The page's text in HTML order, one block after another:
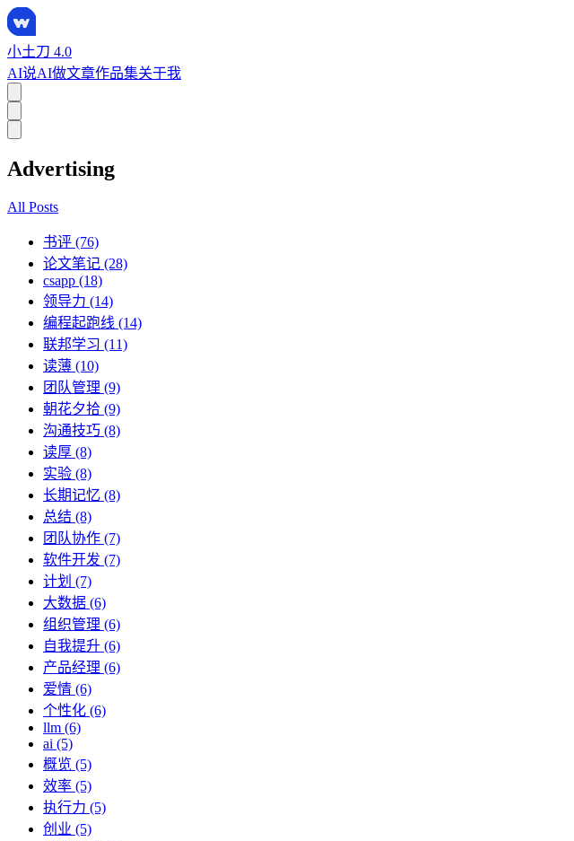
小土刀 4.0
AI说AI做文章作品集关于我
Advertising
All Posts
书评 (76)
论文笔记 (28)
csapp (18)
领导力 (14)
编程起跑线 (14)
联邦学习 (11)
读薄 (10)
团队管理 (9)
朝花夕拾 (9)
沟通技巧 (8)
读厚 (8)
实验 (8)
长期记忆 (8)
总结 (8)
团队协作 (7)
软件开发 (7)
计划 (7)
大数据 (6)
组织管理 (6)
自我提升 (6)
产品经理 (6)
爱情 (6)
个性化 (6)
llm (6)
ai (5)
概览 (5)
效率 (5)
执行力 (5)
创业 (5)